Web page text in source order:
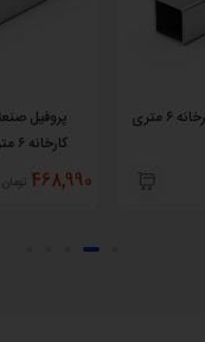
کارخانه ۶ متری / ۱۲ متری
468,990 تومان